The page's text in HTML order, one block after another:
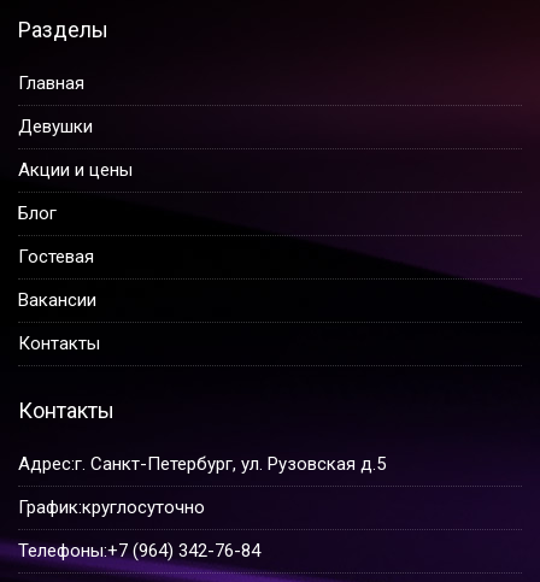
Разделы
Главная
Девушки
Акции и цены
Блог
Гостевая
Вакансии
Контакты
Контакты
Адрес:г. Санкт-Петербург, ул. Рузовская д.5
График:круглосуточно
Телефоны:+7 (964) 342-76-84